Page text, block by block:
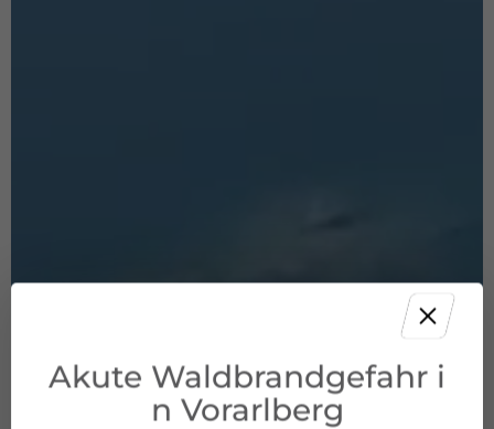
Akute Waldbrandgefahr i
n Vorarlberg